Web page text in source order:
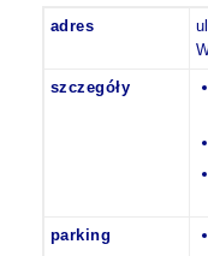
adres
szczegóły
parking